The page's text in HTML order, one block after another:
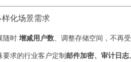
样化场景需求
随时 增减用户数 、调整存储空间，不再
要求的行业客户定制 邮件加密、审计日